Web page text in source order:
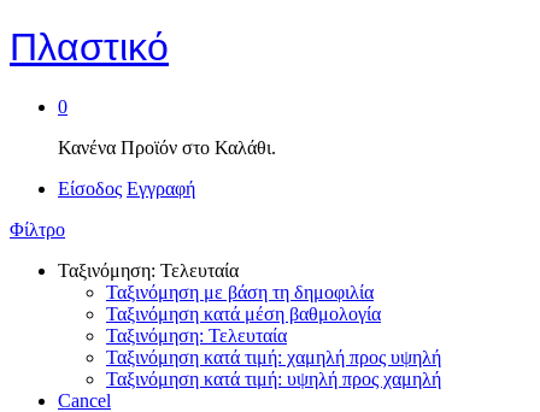
Πλαστικό
0
Κανένα Προϊόν στο Καλάθι.
Είσοδος Εγγραφή
Φίλτρο
Ταξινόμηση: Τελευταία
Ταξινόμηση με βάση τη δημοφιλία
Ταξινόμηση κατά μέση βαθμολογία
Ταξινόμηση: Τελευταία
Ταξινόμηση κατά τιμή: χαμηλή προς υψηλή
Ταξινόμηση κατά τιμή: υψηλή προς χαμηλή
Cancel